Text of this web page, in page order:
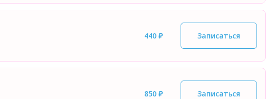
440 ₽ Записаться
850 ₽ Записаться